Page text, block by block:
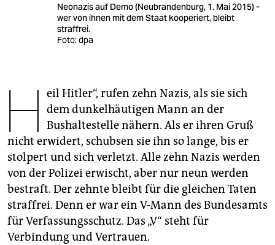
fragen & hilfe
abo
genossenschaft
epaper login
Neonazis auf Demo (Neubrandenburg, 1. Mai 2015) -
wer von ihnen mit dem Staat kooperiert, bleibt
straffrei.
Foto: dpa
H eil Hitler“, rufen zehn Nazis, als sie sich
dem dunkelhäutigen Mann an der
Bushaltestelle nähern. Als er ihren Gruß
nicht erwidert, schubsen sie ihn so lange, bis er
stolpert und sich verletzt. Alle zehn Nazis werden
von der Polizei erwischt, aber nur neun werden
bestraft. Der zehnte bleibt für die gleichen Taten
straffrei. Denn er war ein V-Mann des Bundesamts
für Verfassungsschutz. Das „V“ steht für
Verbindung und Vertrauen.